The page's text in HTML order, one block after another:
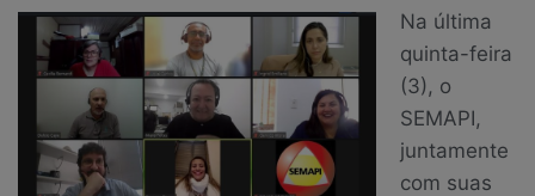
Na última
quinta-feira
(3), o
SEMAPI,
juntamente
com suas